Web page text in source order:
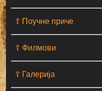
☦ Поучне приче
☦ Филмови
☦ Галерија